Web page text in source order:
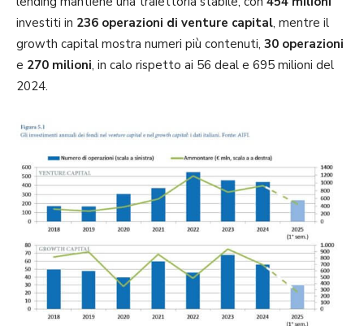
investiti in 236 operazioni di venture capital, mentre il
growth capital mostra numeri più contenuti, 30 operazioni
e 270 milioni, in calo rispetto ai 56 deal e 695 milioni del
2024.